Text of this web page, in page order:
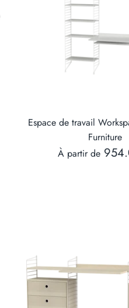
Espace de travail
Furniture
À partir de